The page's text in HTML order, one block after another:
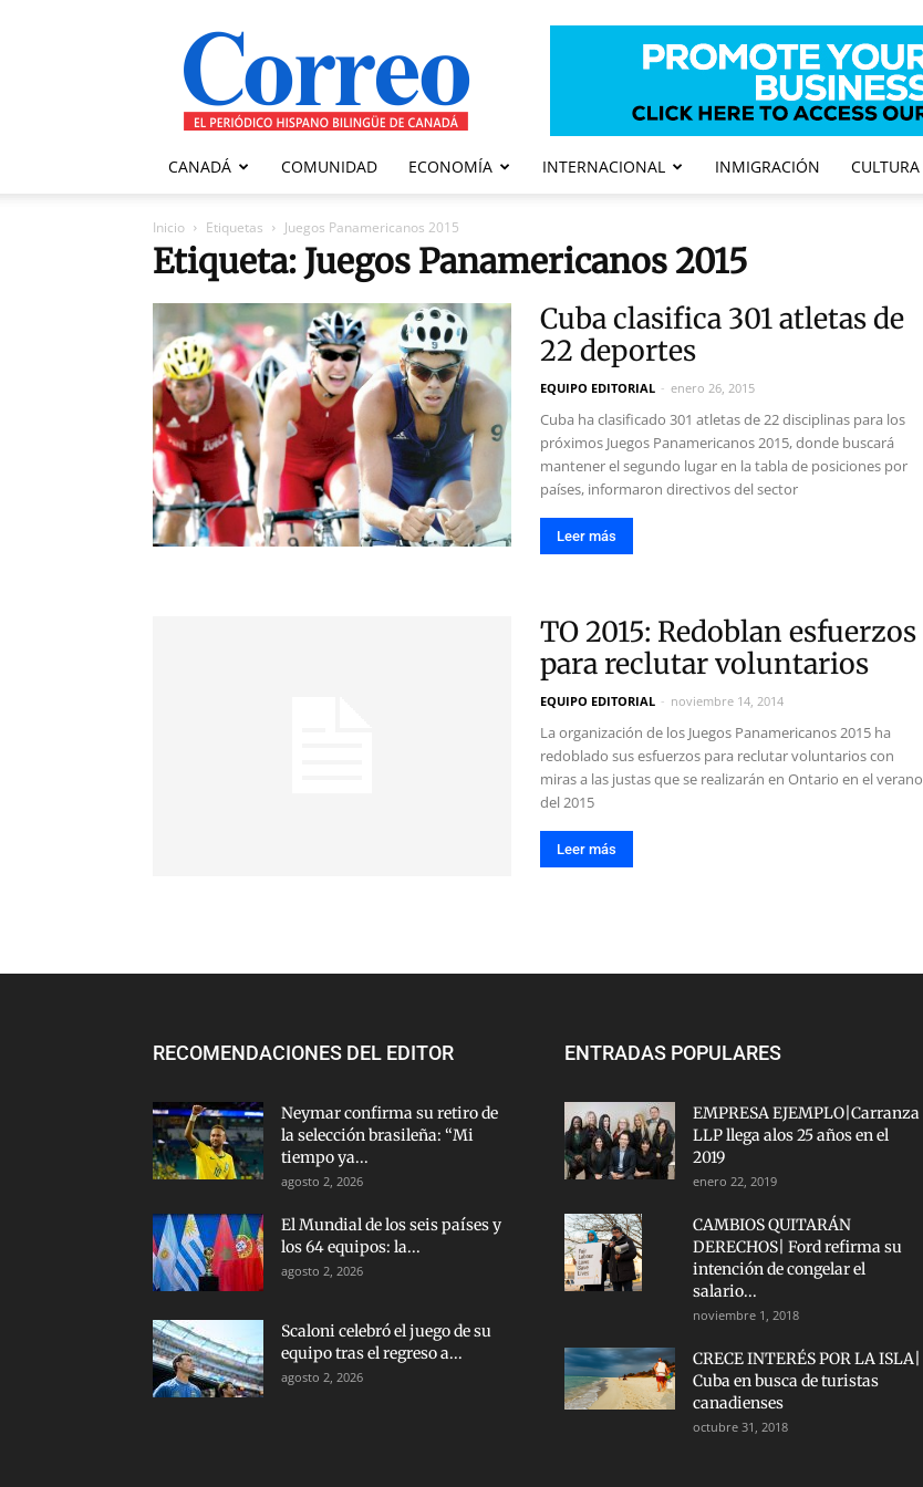
Correo
Canadiense
CANADÁ COMUNIDAD ECONOMÍA INTERNACIONAL INMIGRACIÓN CULTURA
Inicio Etiquetas Juegos Panamericanos 2015
Etiqueta: Juegos Panamericanos 2015
Cuba clasifica 301 atletas de
22 deportes
EQUIPO EDITORIAL - enero 26, 2015
Cuba ha clasificado 301 atletas de 22 disciplinas para los
próximos Juegos Panamericanos 2015, donde buscará
mantener el segundo lugar en la tabla de posiciones por
países, informaron directivos del sector
Leer más
TO 2015: Redoblan esfuerzos
para reclutar voluntarios
EQUIPO EDITORIAL - noviembre 14, 2014
La organización de los Juegos Panamericanos 2015 ha
redoblado sus esfuerzos para reclutar voluntarios con
miras a las justas que se realizarán en Ontario en el verano
del 2015
Leer más
RECOMENDACIONES DEL EDITOR
Neymar confirma su retiro de
la selección brasileña: “Mi
tiempo ya...
agosto 2, 2026
El Mundial de los seis países y
los 64 equipos: la...
agosto 2, 2026
Scaloni celebró el juego de su
equipo tras el regreso a...
agosto 2, 2026
ENTRADAS POPULARES
EMPRESA EJEMPLO|Carranza
LLP llega alos 25 años en el
2019
enero 22, 2019
CAMBIOS QUITARÁN
DERECHOS| Ford refirma su
intención de congelar el
salario...
noviembre 1, 2018
CRECE INTERÉS POR LA ISLA|
Cuba en busca de turistas
canadienses
octubre 31, 2018